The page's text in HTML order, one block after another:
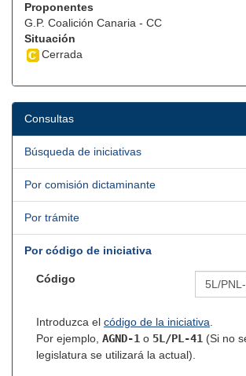
Proponentes
G.P. Coalición Canaria - CC
Situación
Cerrada
Consultas
Búsqueda de iniciativas
Por comisión dictaminante
Por trámite
Por código de iniciativa
Código
Introduzca el código de la iniciativa.
Por ejemplo, AGND-1 o 5L/PL-41 (Si no
legislatura se utilizará la actual).